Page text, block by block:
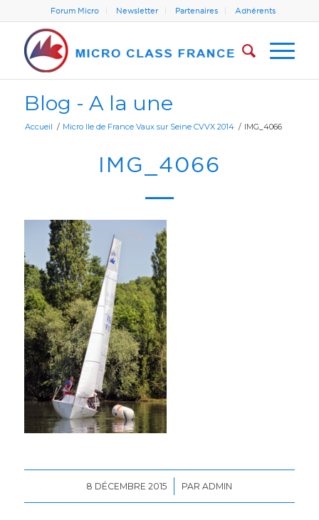
Forum Micro Newsletter Partenaires Adhérents
Blog - A la une
Accueil / Micro Ile de France Vaux sur Seine CVVX 2014 / IMG_4066
IMG_4066
8 DÉCEMBRE 2015
/ PARADMIN